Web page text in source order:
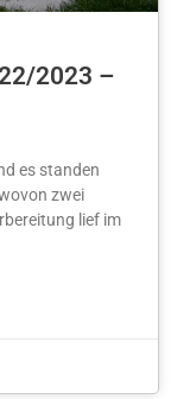
2023 –
es standen
zwei
lief im